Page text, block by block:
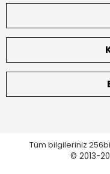
Tüm bilgileriniz
© 2013-